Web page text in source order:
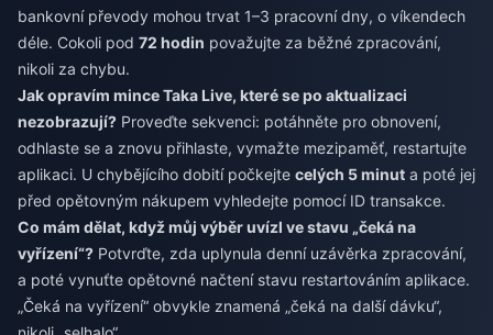
bankovní převody mohou trvat 1–3 pracovní dny, o víkendech
déle. Cokoli pod 72 hodin považujte za běžné zpracování,
nikoli za chybu.
Jak opravím mince Taka Live, které se po aktualizaci
nezobrazují? Proveďte sekvenci: potáhněte pro obnovení,
odhlaste se a znovu přihlaste, vymažte mezipaměť, restartujte
aplikaci. U chybějícího dobití počkejte celých 5 minut a poté jej
před opětovným nákupem vyhledejte pomocí ID transakce.
Co mám dělat, když můj výběr uvízl ve stavu „čeká na
vyřízení“? Potvrďte, zda uplynula denní uzávěrka zpracování,
a poté vynuťte opětovné načtení stavu restartováním aplikace.
„Čeká na vyřízení“ obvykle znamená „čeká na další dávku“,